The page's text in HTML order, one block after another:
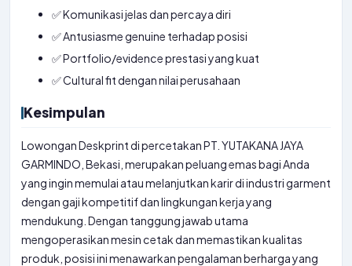
✅ Komunikasi jelas dan percaya diri
✅ Antusiasme genuine terhadap posisi
✅ Portfolio/evidence prestasi yang kuat
✅ Cultural fit dengan nilai perusahaan
Kesimpulan
Lowongan Deskprint di percetakan PT. YUTAKANA JAYA
GARMINDO, Bekasi, merupakan peluang emas bagi Anda
yang ingin memulai atau melanjutkan karir di industri garment
dengan gaji kompetitif dan lingkungan kerja yang
mendukung. Dengan tanggung jawab utama
mengoperasikan mesin cetak dan memastikan kualitas
produk, posisi ini menawarkan pengalaman berharga yang